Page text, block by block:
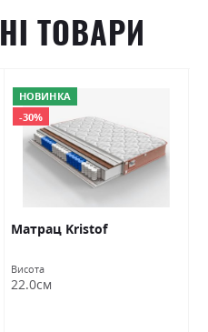
ТОВАРИ
НОВИНКА
-30%
Матрац Kristof
Висота
22.0см